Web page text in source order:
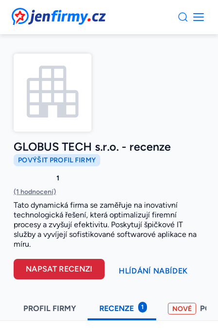
JenFirmy.cz
GLOBUS TECH s.r.o. - recenze
POVÝŠIT PROFIL FIRMY
1
(1 hodnocení)
Tato dynamická firma se zaměřuje na inovativní
technologická řešení, která optimalizují firemní
procesy a zvyšují efektivitu. Poskytují špičkové IT
služby a vyvíjejí sofistikované softwarové aplikace na
míru.
NAPSAT RECENZI HLÍDÁNÍ NABÍDEK
PROFIL FIRMY RECENZE 1 NOVÉ